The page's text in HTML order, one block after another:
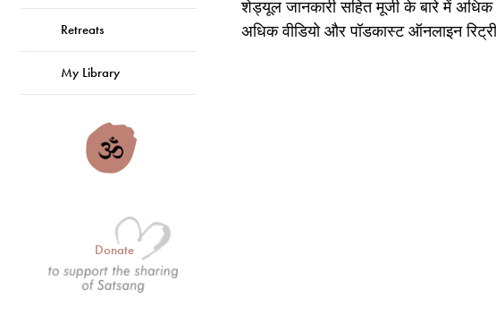
Retreats
My Library
Donate
शेड्यूल जानकारी सहित मूजी के बारे में
अधिक वीडियो और पॉडकास्ट ऑनलाइन